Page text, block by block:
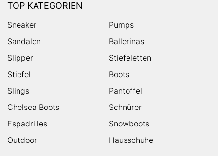
TOP KATEGORIEN
Sneaker
Pumps
Sandalen
Ballerinas
Slipper
Stiefeletten
Stiefel
Boots
Slings
Pantoffel
Chelsea Boots
Schnürer
Espadrilles
Snowboots
Outdoor
Hausschuhe